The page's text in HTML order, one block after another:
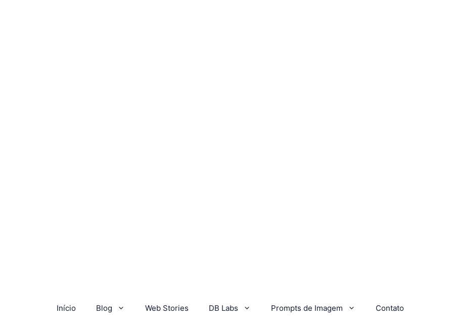
Início Blog Web Stories DB Labs Prompts de Imagem Contato